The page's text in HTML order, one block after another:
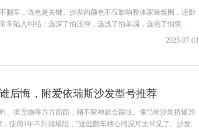
翻车，选色是关键。沙发的颜色不仅影响整体家装氛围，还影
常陷入纠结：选深了怕压抑，选浅了怕单调，选艳了怕突
2025-07-03
后悔，附爱依瑞斯沙发型号推荐
、填充物等方方面面，稍不留神就会踩坑。像“3米沙发挤爆20
使用1年不到就塌陷，”这些翻车糟心情况可太常见了。沙发